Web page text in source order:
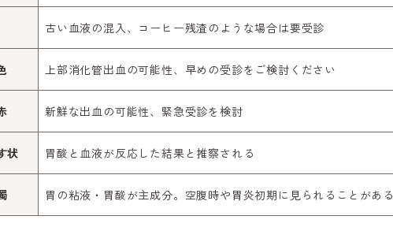
古い血液の混入、コーヒー残渣のような場合は要受診
上部消化管出血の可能性、早めの受診をご検討ください
新鮮な出血の可能性、緊急受診を検討
状 胃酸と血液が反応した結果と推察される
胃の粘液・胃酸が主成分。空腹時や胃炎初期に見られることがある